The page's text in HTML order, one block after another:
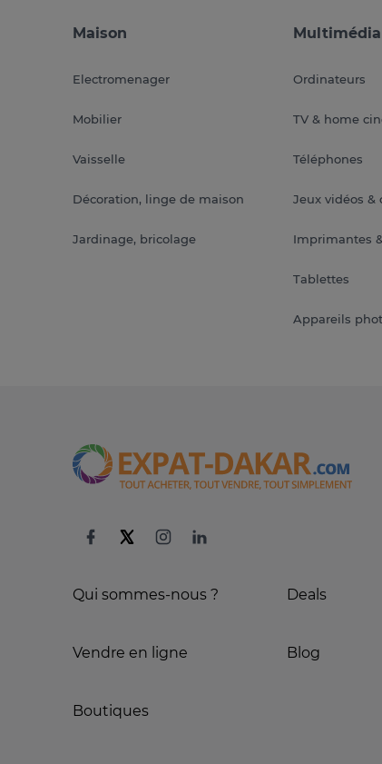
Maison
Electromenager
Mobilier
Vaisselle
Décoration, linge de maison
Jardinage, bricolage
Multimédia
Ordinateurs
TV & home
Téléphones
Jeux vidéos &
Imprimantes
Tablettes
Appareils
Qui sommes-nous ?
Vendre en ligne
Boutiques
Deals
Blog